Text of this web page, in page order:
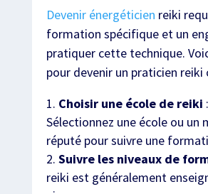
Devenir énergéticien reiki
formation spécifique et un
pratiquer cette technique.
pour devenir un praticien reiki
Choisir une école de reiki :
Sélectionnez une école ou un
réputé pour suivre une
Suivre les niveaux de
reiki est généralement